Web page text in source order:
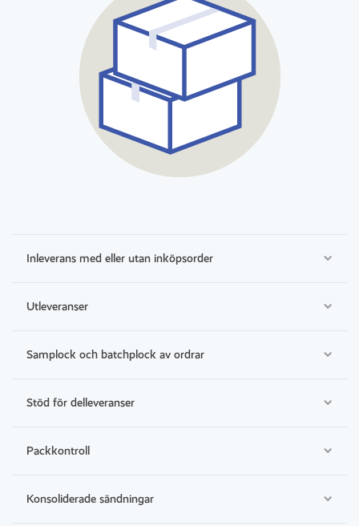
Inleverans med eller utan inköpsorder
Utleveranser
Samplock och batchplock av ordrar
Stöd för delleveranser
Packkontroll
Konsoliderade sändningar